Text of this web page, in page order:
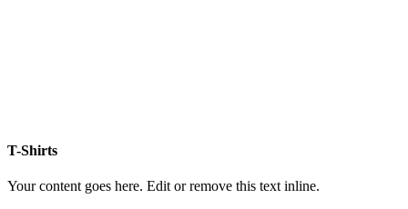
T-Shirts
Your content goes here. Edit or remove this text inline.